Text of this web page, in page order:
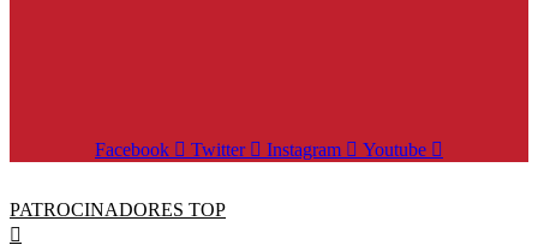
Facebook Twitter Instagram Youtube
PATROCINADORES TOP